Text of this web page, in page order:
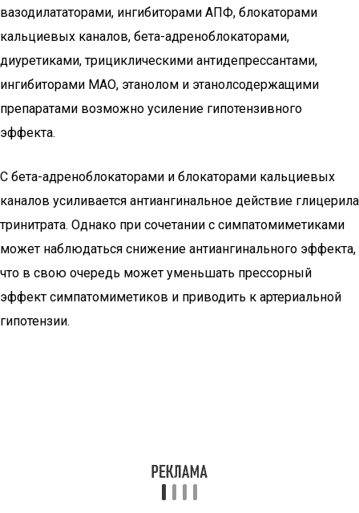
вазодилататорами, ингибиторами АПФ, блокаторами
кальциевых каналов, бета-адреноблокаторами,
диуретиками, трициклическими антидепрессантами,
ингибиторами МАО, этанолом и этанолсодержащими
препаратами возможно усиление гипотензивного
эффекта.
С бета-адреноблокаторами и блокаторами кальциевых
каналов усиливается антиангинальное действие глицерила
тринитрата. Однако при сочетании с симпатомиметиками
может наблюдаться снижение антиангинального эффекта,
что в свою очередь может уменьшать прессорный
эффект симпатомиметиков и приводить к артериальной
гипотензии.